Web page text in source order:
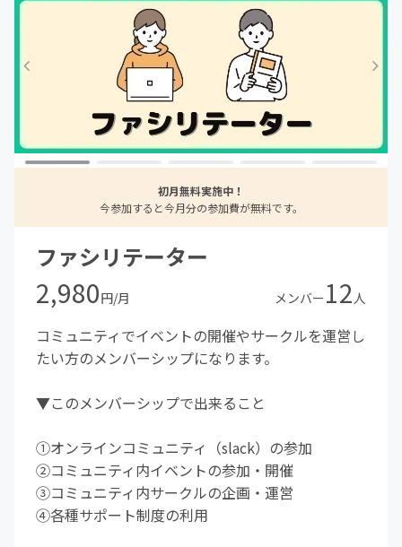
初月無料実施中！
今参加すると今月分の参加費が無料です。
ファシリテーター
2,980円/月 メンバー12 人
コミュニティでイベントの開催やサークルを運営し
たい方のメンバーシップになります。
▼このメンバーシップで出来ること
①オンラインコミュニティ（slack）の参加
②コミュニティ内イベントの参加・開催
③コミュニティ内サークルの企画・運営
④各種サポート制度の利用